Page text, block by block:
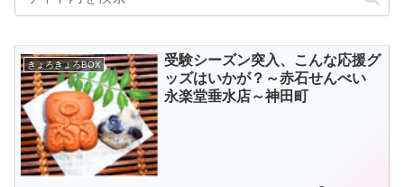
きょろきょろBOX
受験シーズン突入、こんな応援グ
ッズはいかが？～赤石せんべい
永楽堂垂水店～神田町